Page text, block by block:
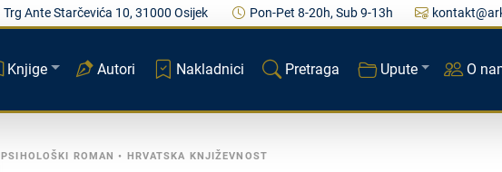
Trg Ante Starčevića 10, 31000 Osijek Pon-Pet 8-20h, Sub 9-13h
Knjige Autori Nakladnici Pretraga Upute O
PSIHOLOŠKI ROMAN • HRVATSKA KNJIŽEVNOST